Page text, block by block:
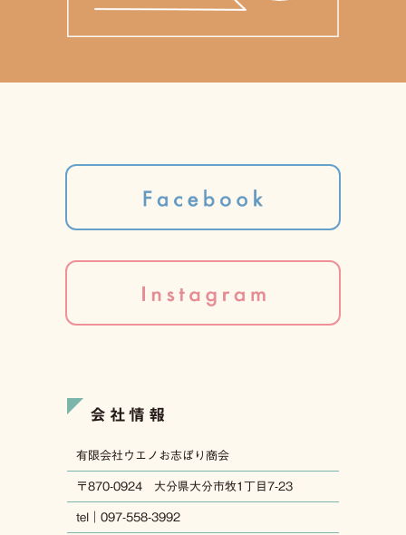
会社情報
有限会社ウエノお志ぼり商会
〒870-0924 大分県大分市牧1丁目7-23
tel｜097-558-3992